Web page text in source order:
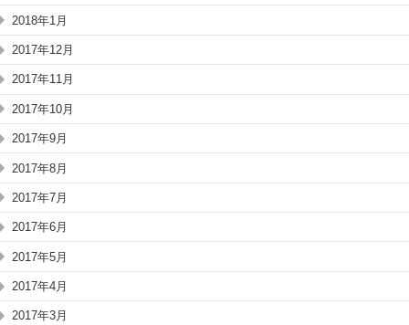
2018年1月
2017年12月
2017年11月
2017年10月
2017年9月
2017年8月
2017年7月
2017年6月
2017年5月
2017年4月
2017年3月